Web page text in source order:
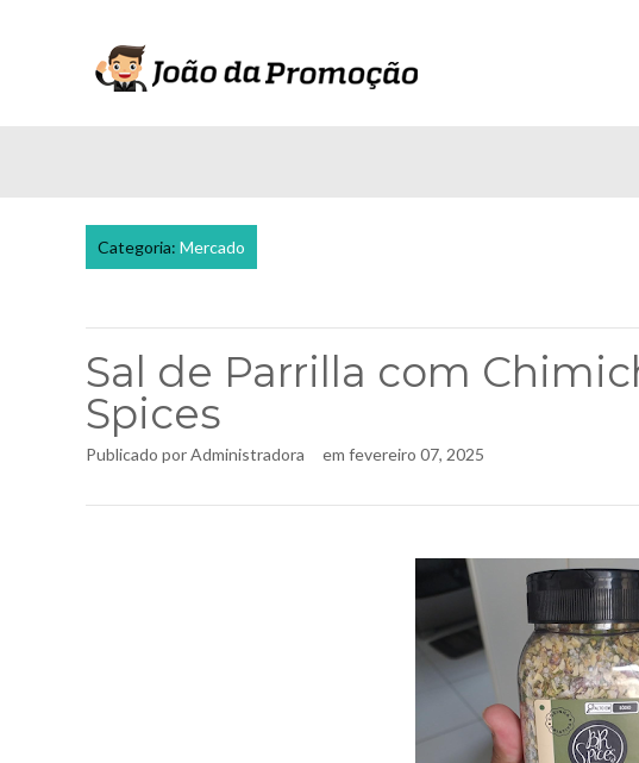
Categoria: Mercado
Sal de Parrilla com
Spices
Publicado porAdministradora em fevereiro 07, 2025